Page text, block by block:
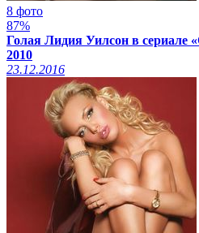
8 фото
87%
Голая Лидия Уилсон в сериале
2010
23.12.2016